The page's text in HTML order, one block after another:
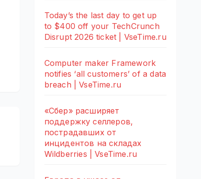
Today’s the last day to get up
to $400 off your TechCrunch
Disrupt 2026 ticket | VseTime.ru
Computer maker Framework
notifies ‘all customers’ of a data
breach | VseTime.ru
«Сбер» расширяет
поддержку селлеров,
пострадавших от
инцидентов на складах
Wildberries | VseTime.ru